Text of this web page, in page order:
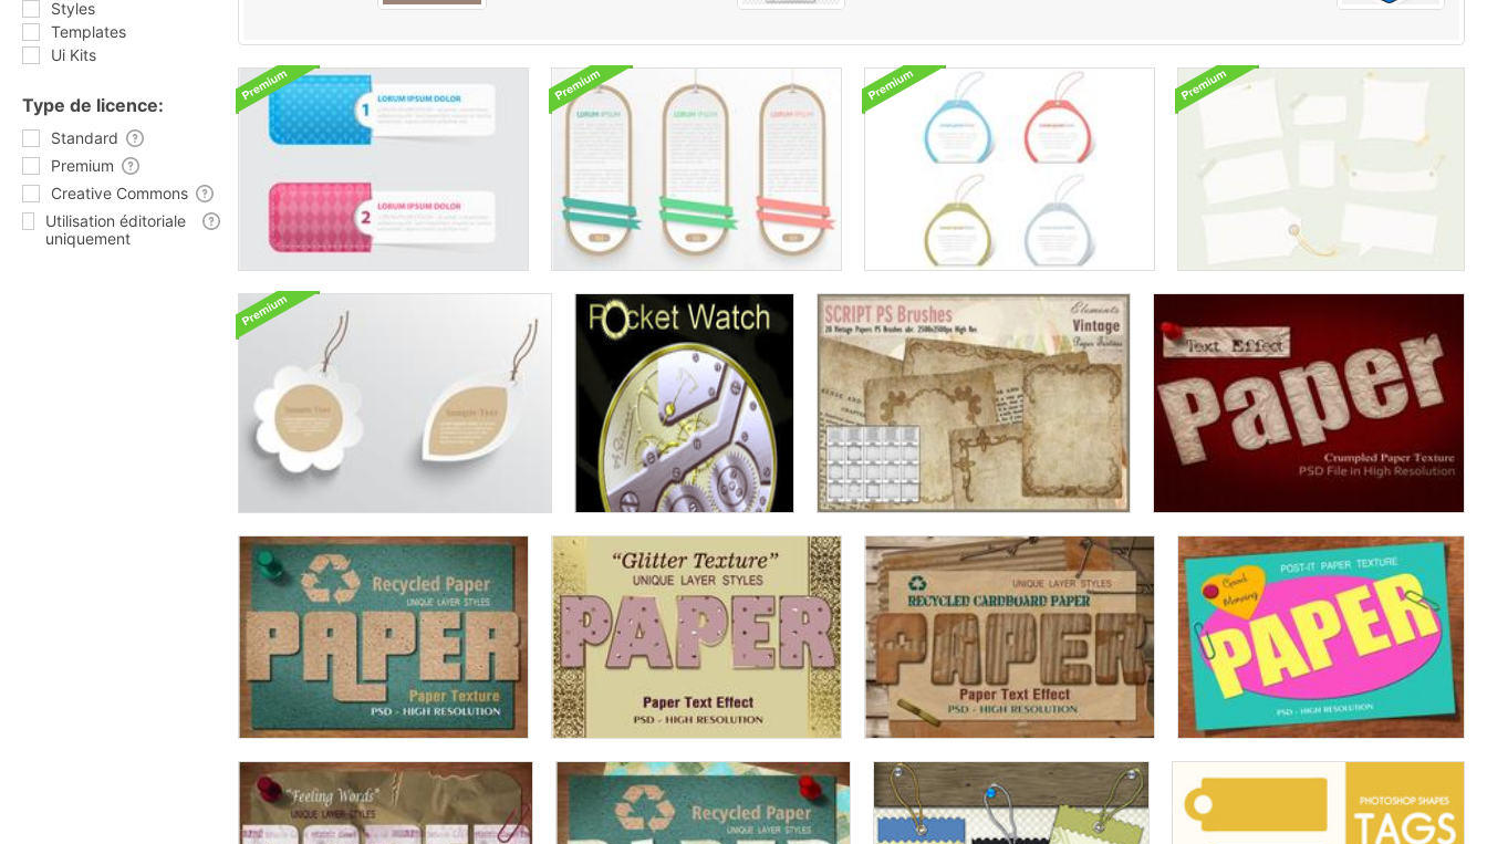
Styles
Templates
Ui Kits
Type de licence:
Standard
Premium
Creative Commons
Utilisation éditoriale
uniquement